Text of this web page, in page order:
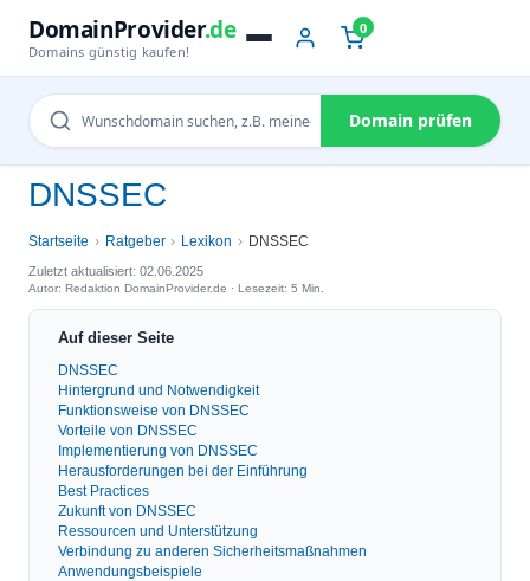
DomainProvider.de
Domains günstig kaufen!
0
Domain prüfen
DNSSEC
Startseite Ratgeber Lexikon DNSSEC
Zuletzt aktualisiert: 02.06.2025
Autor: Redaktion DomainProvider.de · Lesezeit: 5 Min.
Auf dieser Seite
DNSSEC
Hintergrund und Notwendigkeit
Funktionsweise von DNSSEC
Vorteile von DNSSEC
Implementierung von DNSSEC
Herausforderungen bei der Einführung
Best Practices
Zukunft von DNSSEC
Ressourcen und Unterstützung
Verbindung zu anderen Sicherheitsmaßnahmen
Anwendungsbeispiele